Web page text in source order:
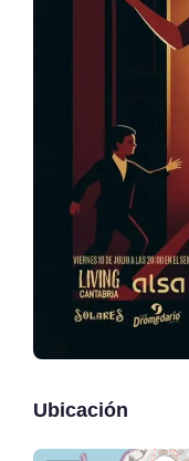
Ubicación